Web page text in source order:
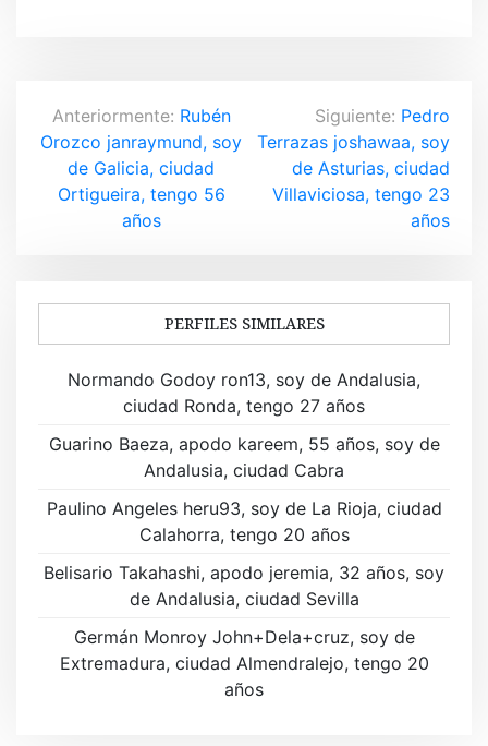
N
a
v
ó
n
e
Anteriormente: Rubén
Orozco janraymund, soy
de Galicia, ciudad
Ortigueira, tengo 56
años
Siguiente: Pedro
Terrazas joshawaa, soy
de Asturias, ciudad
Villaviciosa, tengo 23
años
PERFILES SIMILARES
Normando Godoy ron13, soy de Andalusia,
ciudad Ronda, tengo 27 años
Guarino Baeza, apodo kareem, 55 años, soy de
Andalusia, ciudad Cabra
Paulino Angeles heru93, soy de La Rioja, ciudad
Calahorra, tengo 20 años
Belisario Takahashi, apodo jeremia, 32 años, soy
de Andalusia, ciudad Sevilla
Germán Monroy John+Dela+cruz, soy de
Extremadura, ciudad Almendralejo, tengo 20
años